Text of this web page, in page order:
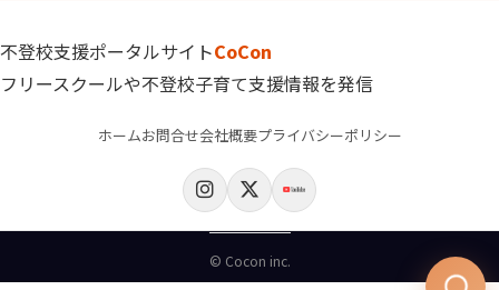
不登校支援ポータルサイトCoCon
フリースクールや不登校子育て支援情報を発信
ホームお問合せ会社概要プライバシーポリシー
© Cocon inc.